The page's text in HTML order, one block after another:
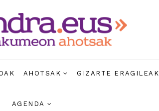
AHOTSAK GIZARTE ERAGILEAK
AGENDA